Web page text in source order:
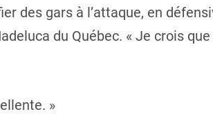
des gars à l’attaque, en
du Québec. « Je crois
»